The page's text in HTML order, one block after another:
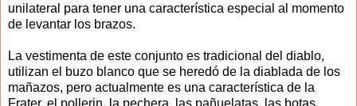
unilateral para tener una característica especial al momento
de levantar los brazos.
La vestimenta de este conjunto es tradicional del diablo,
utilizan el buzo blanco que se heredó de la diablada de los
mañazos, pero actualmente es una característica de la
Frater, el pollerin, la pechera, las pañuelatas, las botas,